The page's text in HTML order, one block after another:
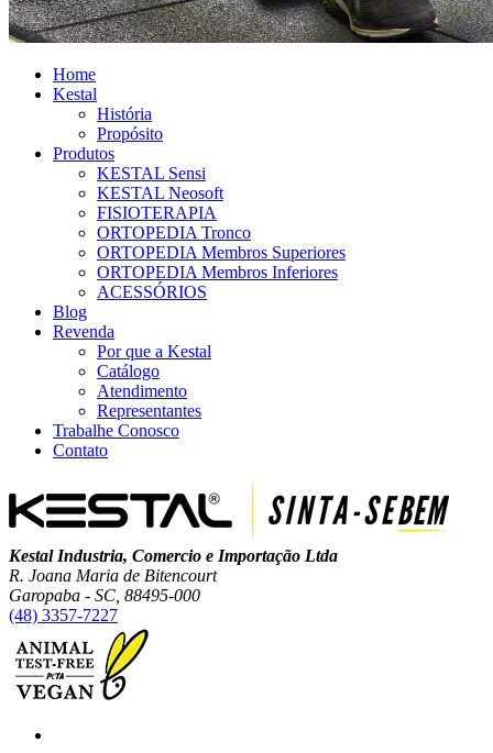
Home
Kestal
História
Propósito
Produtos
KESTAL Sensi
KESTAL Neosoft
FISIOTERAPIA
ORTOPEDIA Tronco
ORTOPEDIA Membros Superiores
ORTOPEDIA Membros Inferiores
ACESSÓRIOS
Blog
Revenda
Por que a Kestal
Catálogo
Atendimento
Representantes
Trabalhe Conosco
Contato
Kestal Industria, Comercio e Importação Ltda
R. Joana Maria de Bitencourt
Garopaba - SC, 88495-000
(48) 3357-7227